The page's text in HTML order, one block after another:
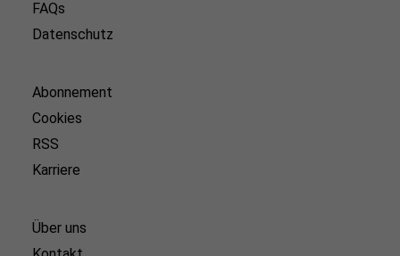
FAQs
Datenschutz
Abonnement
Cookies
RSS
Karriere
Über uns